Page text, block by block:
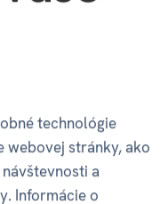
nájdete tu:
hier na svete. Za 30
predalo viac
do viac ako 45
100 krajinách.
technológie
webovej stránky, ako
a
Informácie o